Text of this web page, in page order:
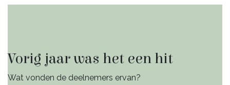
Vorig jaar was het een hit
Wat vonden de deelnemers ervan?